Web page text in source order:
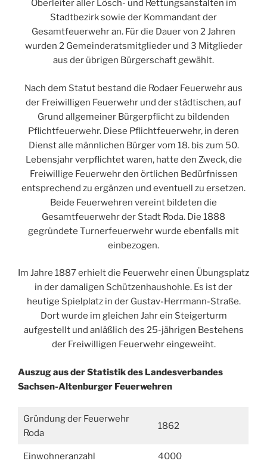
Oberleiter aller Lösch- und Rettungsanstalten im
Stadtbezirk sowie der Kommandant der
Gesamtfeuerwehr an. Für die Dauer von 2 Jahren
wurden 2 Gemeinderatsmitglieder und 3 Mitglieder
aus der übrigen Bürgerschaft gewählt.
Nach dem Statut bestand die Rodaer Feuerwehr aus
der Freiwilligen Feuerwehr und der städtischen, auf
Grund allgemeiner Bürgerpflicht zu bildenden
Pflichtfeuerwehr. Diese Pflichtfeuerwehr, in deren
Dienst alle männlichen Bürger vom 18. bis zum 50.
Lebensjahr verpflichtet waren, hatte den Zweck, die
Freiwillige Feuerwehr den örtlichen Bedürfnissen
entsprechend zu ergänzen und eventuell zu ersetzen.
Beide Feuerwehren vereint bildeten die
Gesamtfeuerwehr der Stadt Roda. Die 1888
gegründete Turnerfeuerwehr wurde ebenfalls mit
einbezogen.
Im Jahre 1887 erhielt die Feuerwehr einen Übungsplatz
in der damaligen Schützenhaushohle. Es ist der
heutige Spielplatz in der Gustav-Herrmann-Straße.
Dort wurde im gleichen Jahr ein Steigerturm
aufgestellt und anläßlich des 25-jährigen Bestehens
der Freiwilligen Feuerwehr eingeweiht.
Auszug aus der Statistik des Landesverbandes
Sachsen-Altenburger Feuerwehren
Gründung der Feuerwehr
Roda
1862
Einwohneranzahl 4000